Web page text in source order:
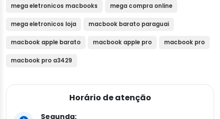
mega eletronicos macbooks mega compra online
mega eletronicos loja macbook barato paraguai
macbook apple barato macbook apple pro macbook pro
macbook pro a3429
Horário de atenção
Segunda: